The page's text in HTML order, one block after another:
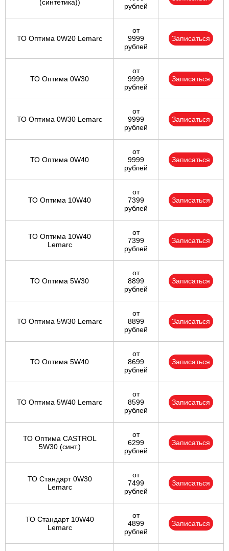
(синтетика))
рублей
ТО Оптима 0W20 Lemarc
от
9999
рублей
Записаться
ТО Оптима 0W30
от
9999
рублей
Записаться
ТО Оптима 0W30 Lemarc
от
9999
рублей
Записаться
ТО Оптима 0W40
от
9999
рублей
Записаться
ТО Оптима 10W40
от
7399
рублей
Записаться
ТО Оптима 10W40
Lemarc
от
7399
рублей
Записаться
ТО Оптима 5W30
от
8899
рублей
Записаться
ТО Оптима 5W30 Lemarc
от
8899
рублей
Записаться
ТО Оптима 5W40
от
8699
рублей
Записаться
ТО Оптима 5W40 Lemarc
от
8599
рублей
Записаться
ТО Оптима CASTROL
5W30 (синт.)
от
6299
рублей
Записаться
ТО Стандарт 0W30
Lemarc
от
7499
рублей
Записаться
ТО Стандарт 10W40
Lemarc
от
4899
рублей
Записаться